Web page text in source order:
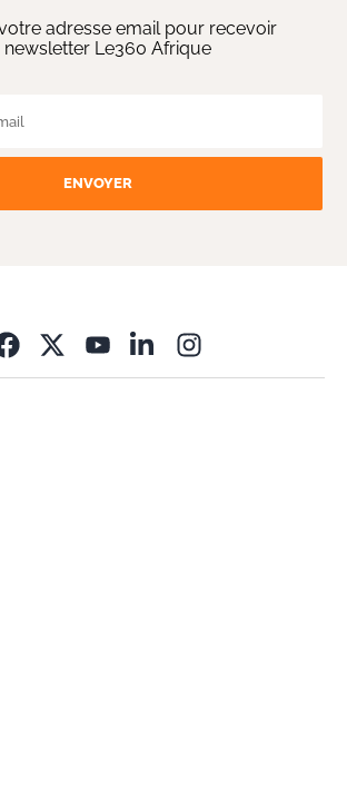
adresse email pour recevoir
newsletter Le360 Afrique
ENVOYER